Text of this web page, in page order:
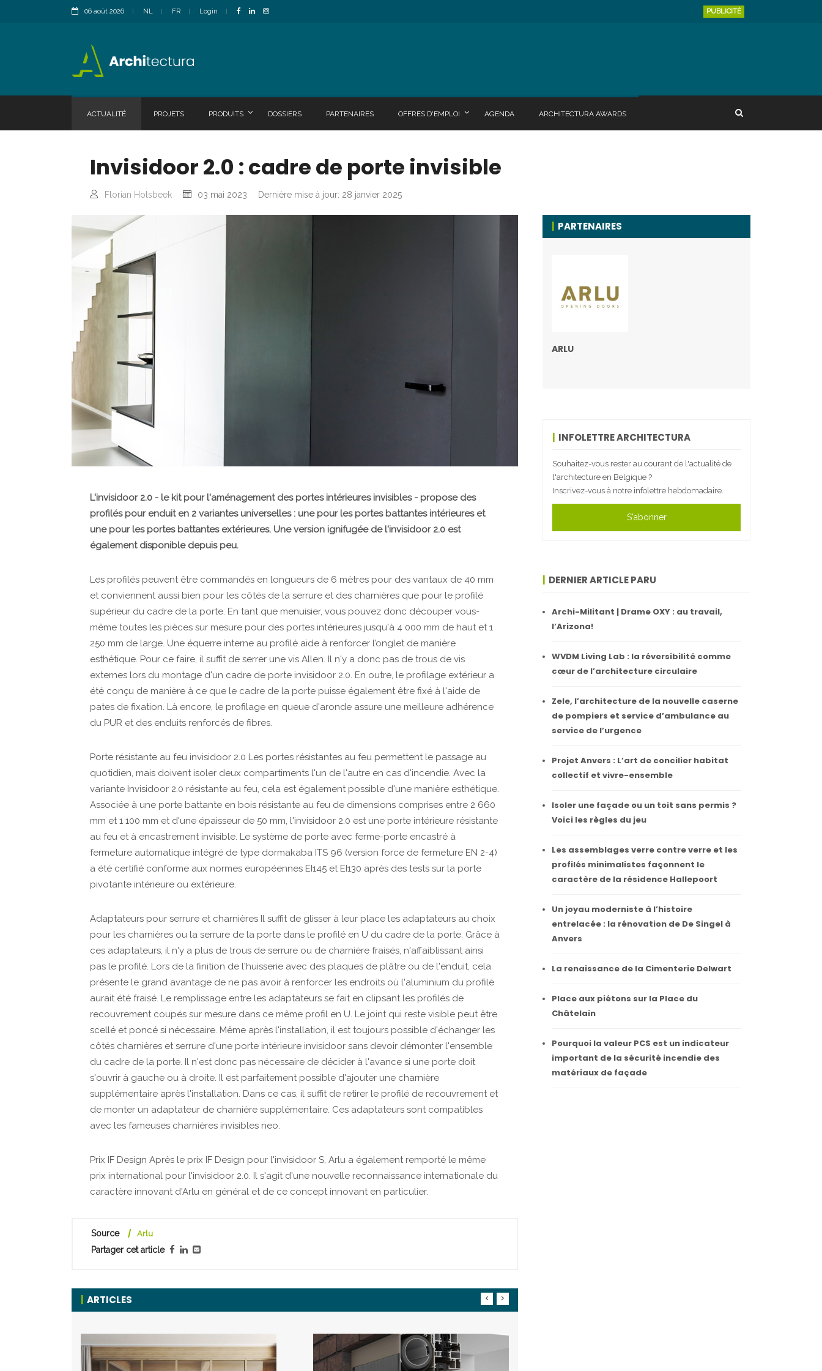
06 août 2026 NL FR Login PUBLICITÉ
ACTUALITÉ PROJETS PRODUITS DOSSIERS PARTENAIRES OFFRES D'EMPLOI AGENDA ARCHITECTURA AWARDS
Invisidoor 2.0 : cadre de porte invisible
Florian Holsbeek 03 mai 2023 Dernière mise à jour: 28 janvier 2025
L'invisidoor 2.0 - le kit pour l'aménagement des portes intérieures invisibles - propose des
profilés pour enduit en 2 variantes universelles : une pour les portes battantes intérieures et
une pour les portes battantes extérieures. Une version ignifugée de l'invisidoor 2.0 est
également disponible depuis peu.
Les profilés peuvent être commandés en longueurs de 6 mètres pour des vantaux de 40 mm
et conviennent aussi bien pour les côtés de la serrure et des charnières que pour le profilé
supérieur du cadre de la porte. En tant que menuisier, vous pouvez donc découper vous-
même toutes les pièces sur mesure pour des portes intérieures jusqu'à 4 000 mm de haut et 1
250 mm de large. Une équerre interne au profilé aide à renforcer l’onglet de manière
esthétique. Pour ce faire, il suffit de serrer une vis Allen. Il n'y a donc pas de trous de vis
externes lors du montage d'un cadre de porte invisidoor 2.0. En outre, le profilage extérieur a
été conçu de manière à ce que le cadre de la porte puisse également être fixé à l'aide de
pates de fixation. Là encore, le profilage en queue d'aronde assure une meilleure adhérence
du PUR et des enduits renforcés de fibres.
Porte résistante au feu invisidoor 2.0 Les portes résistantes au feu permettent le passage au
quotidien, mais doivent isoler deux compartiments l'un de l'autre en cas d'incendie. Avec la
variante Invisidoor 2.0 résistante au feu, cela est également possible d'une manière esthétique.
Associée à une porte battante en bois résistante au feu de dimensions comprises entre 2 660
mm et 1 100 mm et d'une épaisseur de 50 mm, l'invisidoor 2.0 est une porte intérieure résistante
au feu et à encastrement invisible. Le système de porte avec ferme-porte encastré à
fermeture automatique intégré de type dormakaba ITS 96 (version force de fermeture EN 2-4)
a été certifié conforme aux normes européennes EI145 et EI130 après des tests sur la porte
pivotante intérieure ou extérieure.
Adaptateurs pour serrure et charnières Il suffit de glisser à leur place les adaptateurs au choix
pour les charnières ou la serrure de la porte dans le profilé en U du cadre de la porte. Grâce à
ces adaptateurs, il n'y a plus de trous de serrure ou de charnière fraisés, n'affaiblissant ainsi
pas le profilé. Lors de la finition de l'huisserie avec des plaques de plâtre ou de l'enduit, cela
présente le grand avantage de ne pas avoir à renforcer les endroits où l'aluminium du profilé
aurait été fraisé. Le remplissage entre les adaptateurs se fait en clipsant les profilés de
recouvrement coupés sur mesure dans ce même profil en U. Le joint qui reste visible peut être
scellé et poncé si nécessaire. Même après l'installation, il est toujours possible d'échanger les
côtés charnières et serrure d'une porte intérieure invisidoor sans devoir démonter l'ensemble
du cadre de la porte. Il n'est donc pas nécessaire de décider à l'avance si une porte doit
s'ouvrir à gauche ou à droite. Il est parfaitement possible d'ajouter une charnière
supplémentaire après l'installation. Dans ce cas, il suffit de retirer le profilé de recouvrement et
de monter un adaptateur de charnière supplémentaire. Ces adaptateurs sont compatibles
avec les fameuses charnières invisibles neo.
Prix IF Design Après le prix IF Design pour l'invisidoor S, Arlu a également remporté le même
prix international pour l'invisidoor 2.0. Il s'agit d'une nouvelle reconnaissance internationale du
caractère innovant d'Arlu en général et de ce concept innovant en particulier.
Source Arlu
Partager cet article
ARTICLES
PARTENAIRES
ARLU
INFOLETTRE ARCHITECTURA
Souhaitez-vous rester au courant de l'actualité de
l'architecture en Belgique ?
Inscrivez-vous à notre infolettre hebdomadaire.
S'abonner
DERNIER ARTICLE PARU
Archi-Militant | Drame OXY : au travail,
l’Arizona!
WVDM Living Lab : la réversibilité comme
cœur de l’architecture circulaire
Zele, l’architecture de la nouvelle caserne
de pompiers et service d’ambulance au
service de l’urgence
Projet Anvers : L’art de concilier habitat
collectif et vivre-ensemble
Isoler une façade ou un toit sans permis ?
Voici les règles du jeu
Les assemblages verre contre verre et les
profilés minimalistes façonnent le
caractère de la résidence Hallepoort
Un joyau moderniste à l’histoire
entrelacée : la rénovation de De Singel à
Anvers
La renaissance de la Cimenterie Delwart
Place aux piétons sur la Place du
Châtelain
Pourquoi la valeur PCS est un indicateur
important de la sécurité incendie des
matériaux de façade